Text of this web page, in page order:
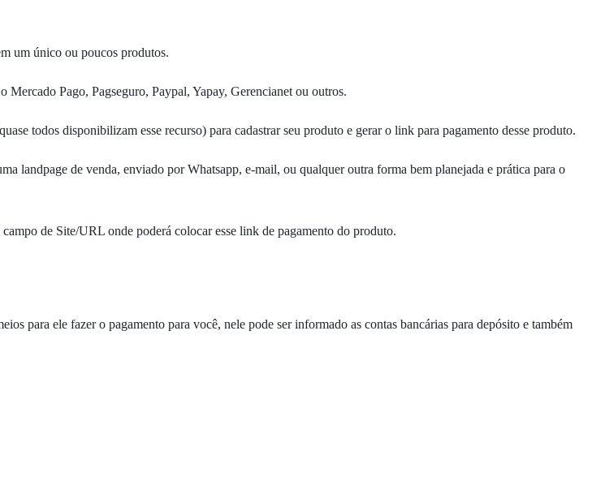
um único ou poucos produtos.
Pago, Pagseguro, Paypal, Yapay, Gerencianet ou outros.
todos disponibilizam esse recurso) para cadastrar seu produto e gerar o link para pagamento desse produto.
landpage de venda, enviado por Whatsapp, e-mail, ou qualquer outra forma bem planejada e prática para o
de Site/URL onde poderá colocar esse link de pagamento do produto.
para ele fazer o pagamento para você, nele pode ser informado as contas bancárias para depósito e também